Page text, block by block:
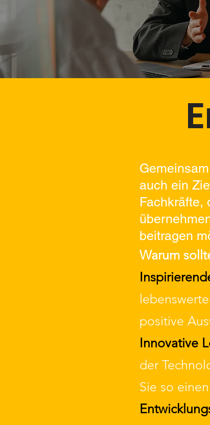
auch ein
Fachkräfte,
beitragen
Warum
positive
Innovative
der
Sie so